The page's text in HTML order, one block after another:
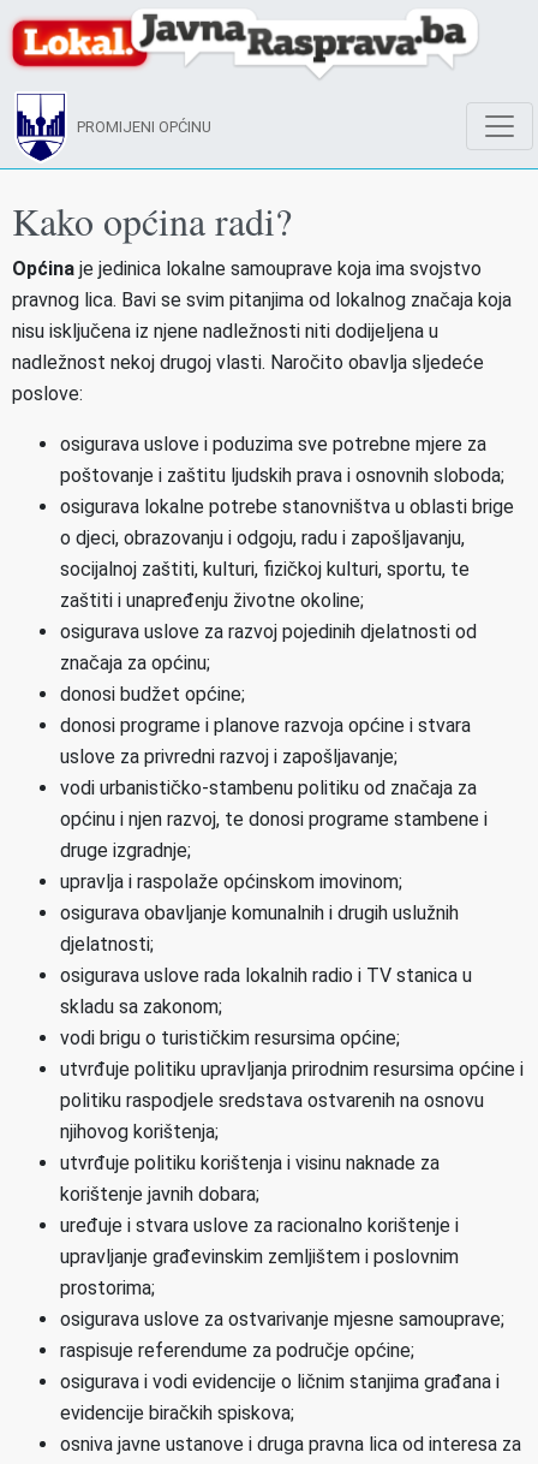
PROMIJENI OPĆINU
Kako općina radi?
Općina je jedinica lokalne samouprave koja ima svojstvo
pravnog lica. Bavi se svim pitanjima od lokalnog značaja koja
nisu isključena iz njene nadležnosti niti dodijeljena u
nadležnost nekoj drugoj vlasti. Naročito obavlja sljedeće
poslove:
osigurava uslove i poduzima sve potrebne mjere za
poštovanje i zaštitu ljudskih prava i osnovnih sloboda;
osigurava lokalne potrebe stanovništva u oblasti brige
o djeci, obrazovanju i odgoju, radu i zapošljavanju,
socijalnoj zaštiti, kulturi, fizičkoj kulturi, sportu, te
zaštiti i unapređenju životne okoline;
osigurava uslove za razvoj pojedinih djelatnosti od
značaja za općinu;
donosi budžet općine;
donosi programe i planove razvoja općine i stvara
uslove za privredni razvoj i zapošljavanje;
vodi urbanističko-stambenu politiku od značaja za
općinu i njen razvoj, te donosi programe stambene i
druge izgradnje;
upravlja i raspolaže općinskom imovinom;
osigurava obavljanje komunalnih i drugih uslužnih
djelatnosti;
osigurava uslove rada lokalnih radio i TV stanica u
skladu sa zakonom;
vodi brigu o turističkim resursima općine;
utvrđuje politiku upravljanja prirodnim resursima općine i
politiku raspodjele sredstava ostvarenih na osnovu
njihovog korištenja;
utvrđuje politiku korištenja i visinu naknade za
korištenje javnih dobara;
uređuje i stvara uslove za racionalno korištenje i
upravljanje građevinskim zemljištem i poslovnim
prostorima;
osigurava uslove za ostvarivanje mjesne samouprave;
raspisuje referendume za područje općine;
osigurava i vodi evidencije o ličnim stanjima građana i
evidencije biračkih spiskova;
osniva javne ustanove i druga pravna lica od interesa za